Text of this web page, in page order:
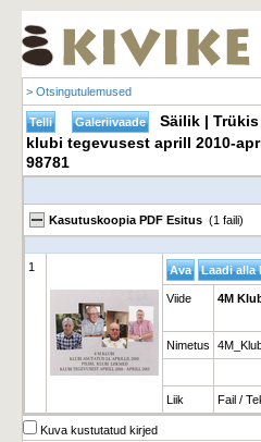
> Otsingutulemused
Säilik |
klubi tegevusest aprill 2010-
98781
Kasutuskoopia PDF Esitus (1 faili)
1
Viide 4M
Nimetus
Liik Fail /
Kuva kustutatud kirjed